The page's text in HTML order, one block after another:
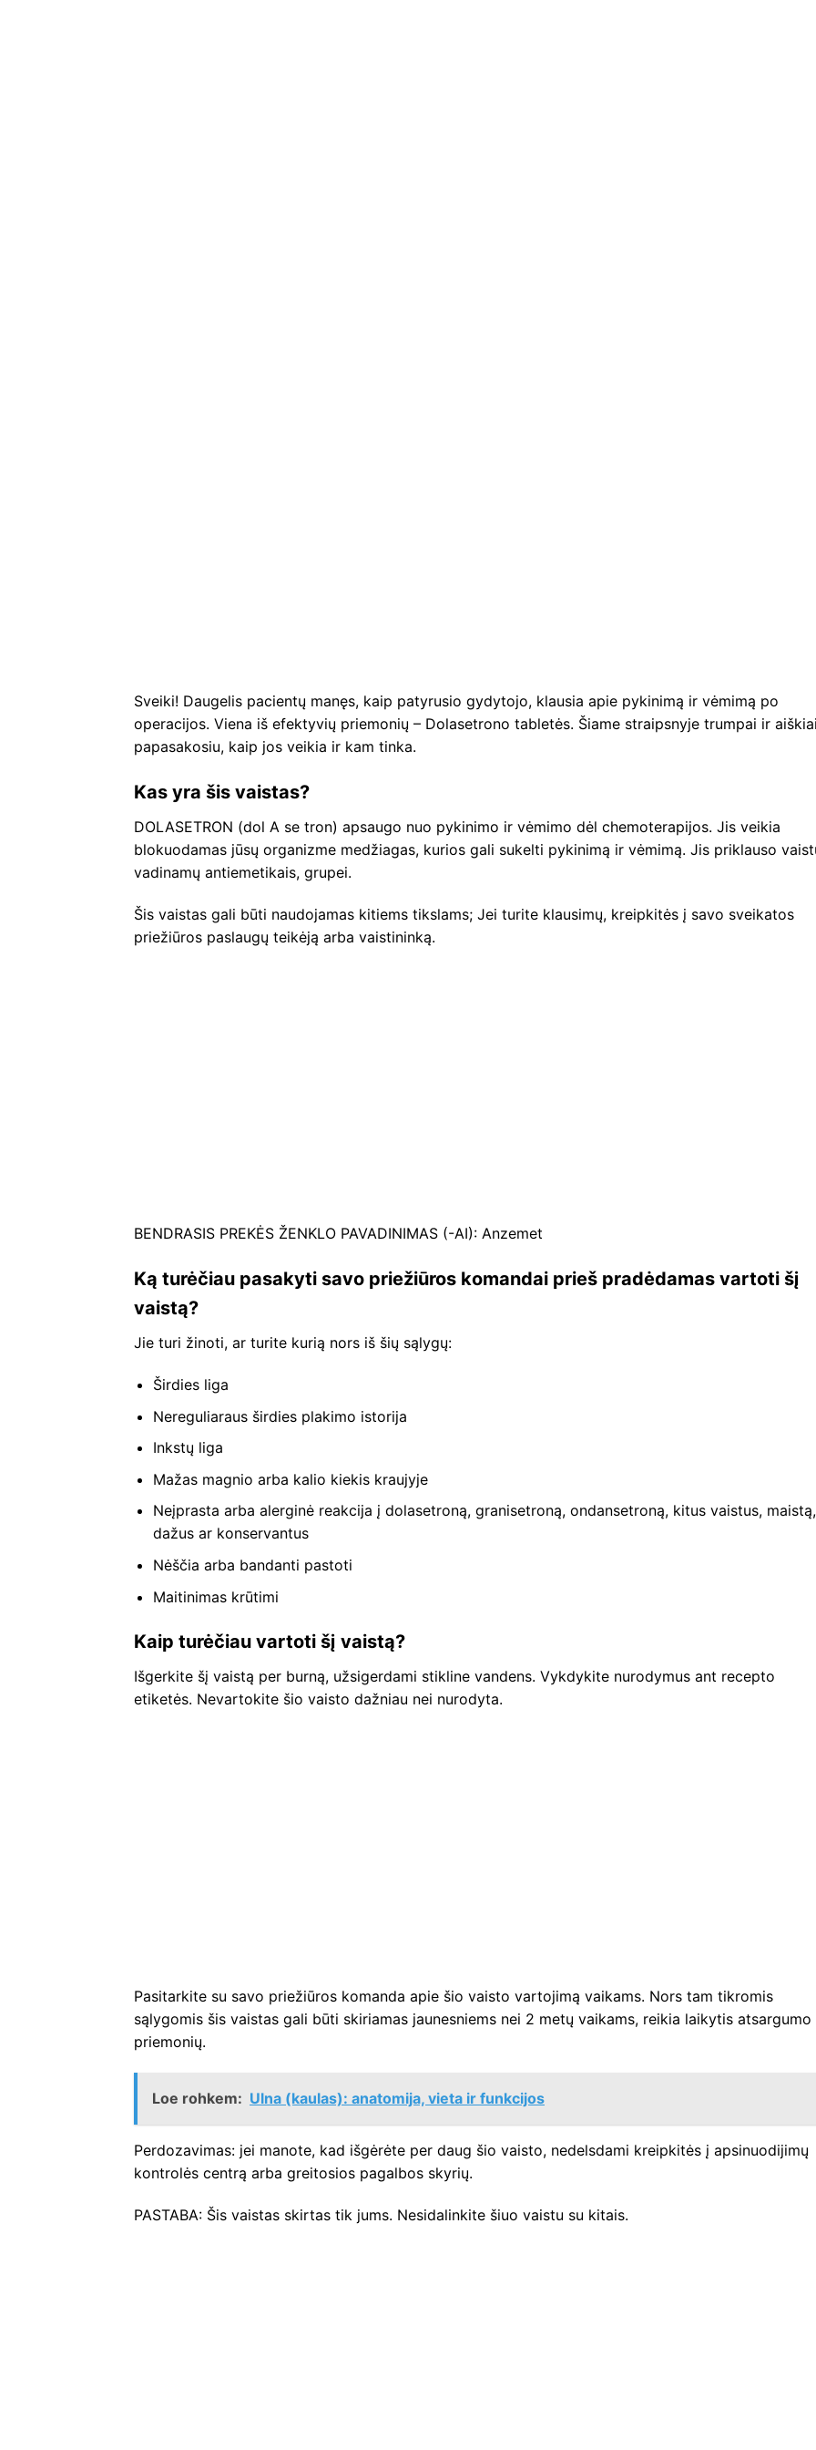
Sveiki! Daugelis pacientų manęs, kaip patyrusio gydytojo, klausia apie pykinimą ir vėmimą po
operacijos. Viena iš efektyvių priemonių – Dolasetrono tabletės. Šiame straipsnyje trumpai ir
papasakosiu, kaip jos veikia ir kam tinka.
Kas yra šis vaistas?
DOLASETRON (dol A se tron) apsaugo nuo pykinimo ir vėmimo dėl chemoterapijos. Jis veikia
blokuodamas jūsų organizme medžiagas, kurios gali sukelti pykinimą ir vėmimą. Jis priklauso
vadinamų antiemetikais, grupei.
Šis vaistas gali būti naudojamas kitiems tikslams; Jei turite klausimų, kreipkitės į savo sveikatos
priežiūros paslaugų teikėją arba vaistininką.
BENDRASIS PREKĖS ŽENKLO PAVADINIMAS (-AI): Anzemet
Ką turėčiau pasakyti savo priežiūros komandai prieš pradėdamas vartoti šį
vaistą?
Jie turi žinoti, ar turite kurią nors iš šių sąlygų:
Širdies liga
Nereguliaraus širdies plakimo istorija
Inkstų liga
Mažas magnio arba kalio kiekis kraujyje
Neįprasta arba alerginė reakcija į dolasetroną, granisetroną, ondansetroną, kitus vaistus, maistą,
dažus ar konservantus
Nėščia arba bandanti pastoti
Maitinimas krūtimi
Kaip turėčiau vartoti šį vaistą?
Išgerkite šį vaistą per burną, užsigerdami stikline vandens. Vykdykite nurodymus ant recepto
etiketės. Nevartokite šio vaisto dažniau nei nurodyta.
Pasitarkite su savo priežiūros komanda apie šio vaisto vartojimą vaikams. Nors tam tikromis
sąlygomis šis vaistas gali būti skiriamas jaunesniems nei 2 metų vaikams, reikia laikytis atsargumo
priemonių.
Loe rohkem: Ulna (kaulas): anatomija, vieta ir funkcijos
Perdozavimas: jei manote, kad išgėrėte per daug šio vaisto, nedelsdami kreipkitės į apsinuodijimų
kontrolės centrą arba greitosios pagalbos skyrių.
PASTABA: Šis vaistas skirtas tik jums. Nesidalinkite šiuo vaistu su kitais.